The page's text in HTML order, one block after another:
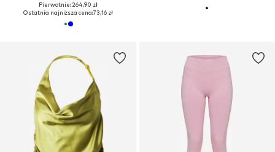
Pierwotnie: 264,90 zł
Ostatnia najniższa cena:73,16 zł